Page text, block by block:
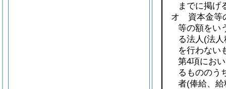
までに掲げ
オ 資本金等
等の額をい
る法人 (法
を行わない
第4項にお
るもののう
者(俸給、